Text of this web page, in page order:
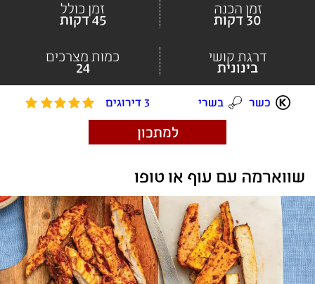
כשר בשרי 3 דירוגים
זמן הכנה
30 דקות
זמן כולל
45 דקות
דרגת קושי
בינונית
כמות מצרכים
24
למתכון
שווארמה עם עוף או טופו